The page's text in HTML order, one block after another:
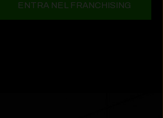
ENTRA NEL FRANCHISING